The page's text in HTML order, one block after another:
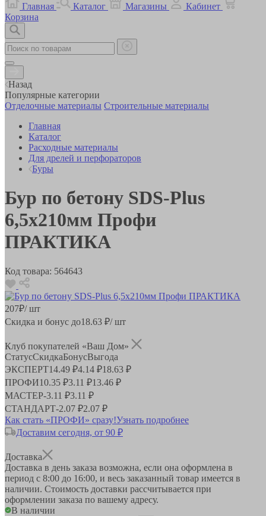
Главная
Каталог Магазины
Кабинет
Корзина
Назад
Популярные категории
Отделочные материалы Строительные материалы
Главная
Каталог
Расходные материалы
Для дрелей и перфораторов
Буры
Бур по бетону SDS-Plus
6,5х210мм Профи
ПРАКТИКА
Код товара: 564643
207₽/ шт
Скидка и бонус до18.63 ₽/ шт
Клуб покупателей «Ваш Дом»
СтатусСкидкаБонусВыгода
ЭКСПЕРТ14.49 ₽4.14 ₽18.63 ₽
ПРОФИ10.35 ₽3.11 ₽13.46 ₽
МАСТЕР-3.11 ₽3.11 ₽
СТАНДАРТ-2.07 ₽2.07 ₽
Как стать «ПРОФИ» сразу!Узнать подробнее
Доставим сегодня, от 90 ₽
Доставка
Доставка в день заказа возможна, если она оформлена в
период с 8:00 до 16:00, и весь заказанный товар имеется в
наличии. Стоимость доставки рассчитывается при
оформлении заказа по вашему адресу.
В наличии